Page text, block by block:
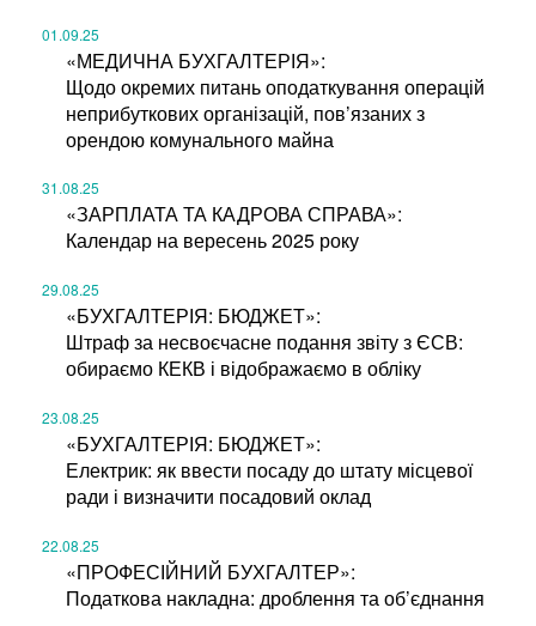
01.09.25
«МЕДИЧНА БУХГАЛТЕРІЯ»:
Щодо окремих питань оподаткування операцій
неприбуткових організацій, пов’язаних з
орендою комунального майна
31.08.25
«ЗАРПЛАТА ТА КАДРОВА СПРАВА»:
Календар на вересень 2025 року
29.08.25
«БУХГАЛТЕРІЯ: БЮДЖЕТ»:
Штраф за несвоєчасне подання звіту з ЄСВ:
обираємо КЕКВ і відображаємо в обліку
23.08.25
«БУХГАЛТЕРІЯ: БЮДЖЕТ»:
Електрик: як ввести посаду до штату місцевої
ради і визначити посадовий оклад
22.08.25
«ПРОФЕСІЙНИЙ БУХГАЛТЕР»:
Податкова накладна: дроблення та об’єднання